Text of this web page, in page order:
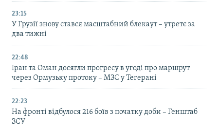
23:15
У Грузії знову стався масштабний блекаут – утретє за
два тижні
22:48
Іран та Оман досягли прогресу в угоді про маршрут
через Ормузьку протоку – МЗС у Тегерані
22:23
На фронті відбулося 216 боїв з початку доби – Генштаб
ЗСУ